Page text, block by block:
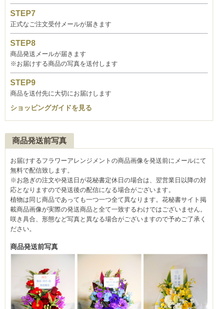
正式なご注文受付メールが届きます
商品発送メールが届きます
※お届けする商品の写真を送付します
商品を送付先に大切にお届けします
ショッピングガイドを見る
商品発送前写真
お届けするフラワーアレンジメントの商品画像を発送前にメールにて
無料で配信致します。
※お急ぎの注文や発送日が花秘書定休日の場合は、翌営業日以降の対
応となりますので発送後の配信になる場合がございます。
植物は同じ商品であっても一つ一つ全て異なります。花秘書サイト掲
載商品画像が実際の発送商品と全て一致するわけではございません。
咲き具合、形態など写真と異なる場合がございますので予めご了承く
ださい。
商品発送前写真